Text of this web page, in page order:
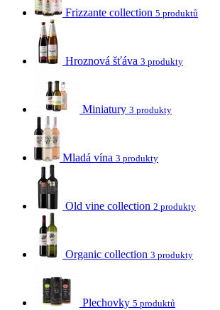
Frizzante collection 5 produktů
Hroznová šťáva 3 produkty
Miniatury 3 produkty
Mladá vína 3 produkty
Old vine collection 2 produkty
Organic collection 3 produkty
Plechovky 5 produktů